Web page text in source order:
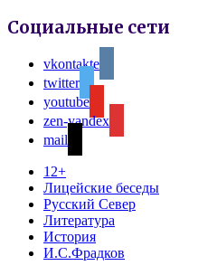
Социальные сети
vkontakte
twitter
youtube
zen-yandex
mail
12+
Лицейские беседы
Русский Север
Литература
История
И.С.Фрадков